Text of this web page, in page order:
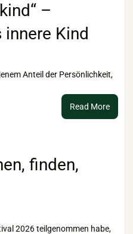
–
innere Kind
Anteil der Persönlichkeit,
Read More:
finden,
2026 teilgenommen habe,